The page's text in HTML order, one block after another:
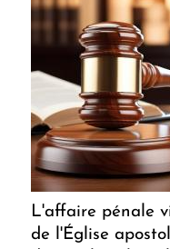
L'affaire pénale
de l'Église